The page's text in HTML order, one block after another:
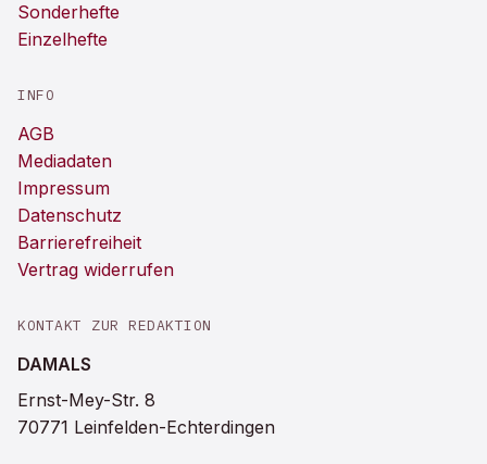
Sonderhefte
Einzelhefte
INFO
AGB
Mediadaten
Impressum
Datenschutz
Barrierefreiheit
Vertrag widerrufen
KONTAKT ZUR REDAKTION
DAMALS
Ernst-Mey-Str. 8
70771 Leinfelden-Echterdingen